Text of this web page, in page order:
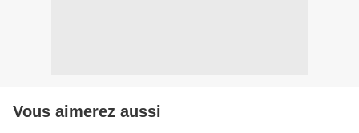
Vous aimerez aussi